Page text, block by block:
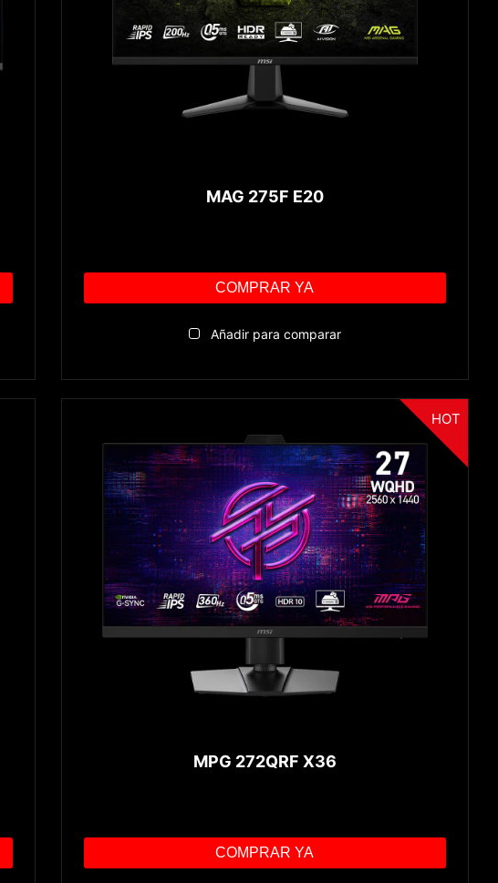
MAG 275F E20
COMPRAR YA
Añadir para comparar
HOT
MPG 272QRF X36
COMPRAR YA